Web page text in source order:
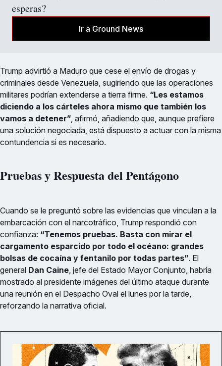
esperas?
Ir a Ground News
Trump advirtió a Maduro que cese el envío de drogas y
criminales desde Venezuela, sugiriendo que las operaciones
militares podrían extenderse a tierra firme. “Les estamos
diciendo a los cárteles ahora mismo que también los
vamos a detener”, afirmó, añadiendo que, aunque prefiere
una solución negociada, está dispuesto a actuar con la misma
contundencia si es necesario.
Pruebas y Respuesta del Pentágono
Cuando se le preguntó sobre las evidencias que vinculan a la
embarcación con el narcotráfico, Trump respondió con
confianza: “Tenemos pruebas. Basta con mirar el
cargamento esparcido por todo el océano: grandes
bolsas de cocaína y fentanilo por todas partes”. El
general Dan Caine, jefe del Estado Mayor Conjunto, habría
mostrado al presidente imágenes del último ataque durante
una reunión en el Despacho Oval el lunes por la tarde,
reforzando la narrativa oficial.